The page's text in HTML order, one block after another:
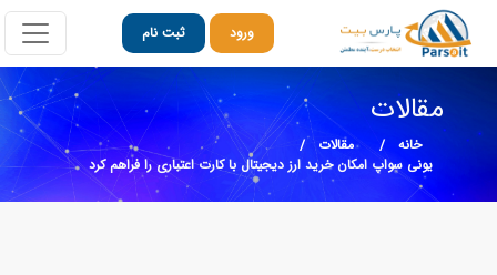
ورود ثبت نام
مقالات
خانه
مقالات
یونی سواپ امکان خرید ارز دیجیتال با کارت اعتباری را فراهم کرد